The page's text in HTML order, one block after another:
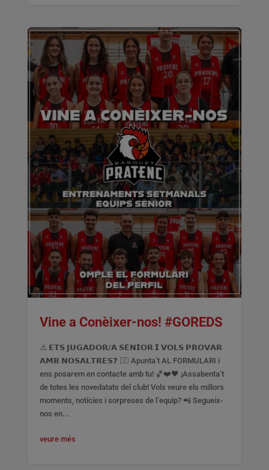
Vine a Conèixer-nos! #GOREDS
⚠️ 𝗘𝗧𝗦 𝗝𝗨𝗚𝗔𝗗𝗢𝗥/𝗔 𝗦𝗘̀𝗡𝗜𝗢𝗥 𝗜 𝗩𝗢𝗟𝗦 𝗣𝗥𝗢𝗩𝗔𝗥
𝗔𝗠𝗕 𝗡𝗢𝗦𝗔𝗟𝗧𝗥𝗘𝗦❓ 👉🏻 Apunta’t AL FORMULARI i
ens posarem en contacte amb tu! 🏀❤️🖤 ¡Assabenta’t
de totes les novedatats del club! Vols veure els millors
moments, notícies i sorpreses de l’equip? 📲 Segueix-
nos en...
veure més